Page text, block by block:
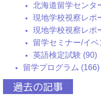
北海道留学センタ
現地学校視察レポ
現地学校視察レポ
留学セミナー/イ
英語検定試験 (90)
留学プログラム (166)
過去の記事